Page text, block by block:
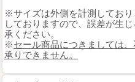
※サイズは外側を計測してお
しておりますので、誤差が生
承ください。
※セール商品につきましては
承りできません。